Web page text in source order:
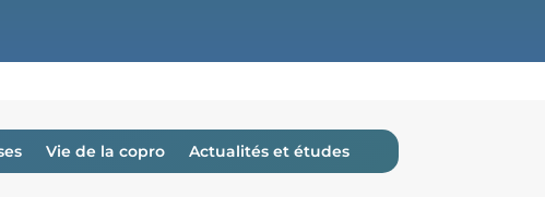
Vie de la copro Actualités et études